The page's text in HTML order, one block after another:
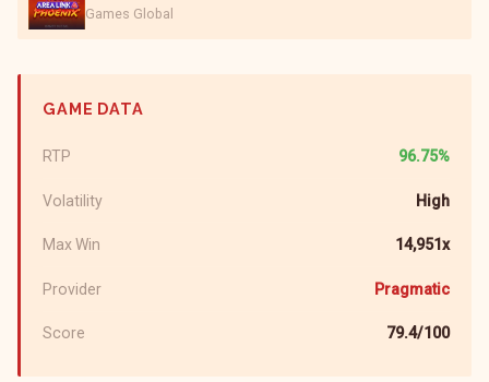
Games Global
GAME DATA
RTP 96.75%
Volatility High
Max Win 14,951x
Provider Pragmatic
Score 79.4/100